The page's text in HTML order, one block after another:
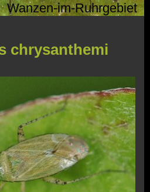
Wanzen-im-Ruhrgebiet
chrysanthemi